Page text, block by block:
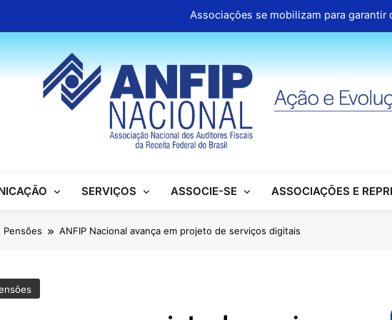
Associações se mobilizam para
ANFIP Nacional participa de
Cartilhas da Decipex estão
Associações se mobilizam para garantir
Cartilhas da Decipex estão
SERVIÇOS ASSOCIE-SE ASSOCIAÇÕES E
Pensões ANFIP Nacional avança em projeto de serviços digitais